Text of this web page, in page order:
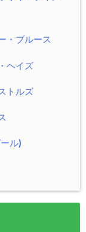
・ブルース
ヘイズ
トルズ
ル)